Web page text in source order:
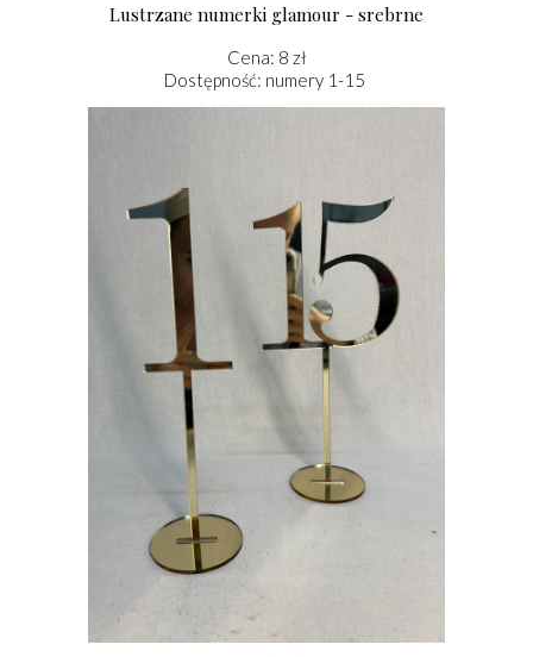
Lustrzane numerki glamour - srebrne
Cena: 8 zł
Dostępność: numery 1-15